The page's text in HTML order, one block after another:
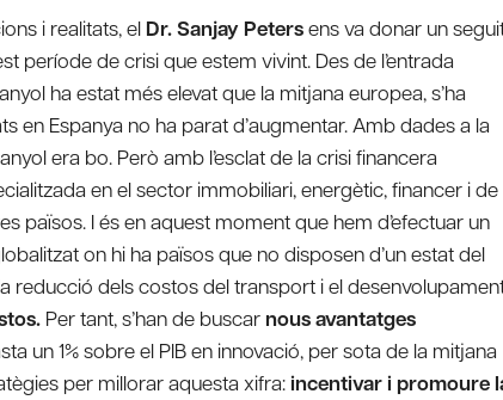
i realitats, el Dr. Sanjay Petersens va donar un
període de crisi que estem vivint. Des de l’entrada
ha estat més elevat que la mitjana europea, s’ha
en Espanya no ha parat d’augmentar. Amb dades a la
era bo. Però amb l’esclat de la crisi financera
en el sector immobiliari, energètic, financer i de
països. I és en aquest moment que hem d’efectuar un
on hi ha països que no disposen d’un estat del
reducció dels costos del transport i el
Per tant, s’han de buscar nous avantatges
un 1% sobre el PIB en innovació, per sota de la mitjana
per millorar aquesta xifra:incentivar i promoure